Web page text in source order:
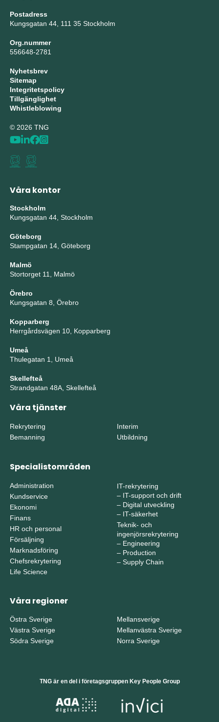
Postadress
Kungsgatan 44, 111 35 Stockholm
Org.nummer
556648-2781
Nyhetsbrev
Sitemap
Integritetspolicy
Tillgänglighet
Whistleblowing
© 2026 TNG
Våra kontor
Stockholm
Kungsgatan 44, Stockholm
Göteborg
Stampgatan 14, Göteborg
Malmö
Stortorget 11, Malmö
Örebro
Kungsgatan 8, Örebro
Kopparberg
Herrgårdsvägen 10, Kopparberg
Umeå
Thulegatan 1, Umeå
Skellefteå
Strandgatan 48A, Skellefteå
Våra tjänster
Rekrytering
Bemanning
Interim
Utbildning
Specialistområden
Administration
Kundservice
Ekonomi
Finans
HR och personal
Försäljning
Marknadsföring
Chefsrekrytering
Life Science
IT-rekrytering
– IT-support och drift
– Digital utveckling
– IT-säkerhet
Teknik- och
ingenjörsrekrytering
– Engineering
– Production
– Supply Chain
Våra regioner
Östra Sverige
Västra Sverige
Södra Sverige
Mellansverige
Mellanvästra Sverige
Norra Sverige
TNG är en del i företagsgruppen Key People Group